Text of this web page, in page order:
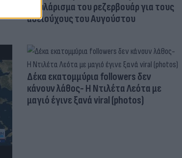
φουλάρισμα του ρεζερβουάρ για τους
αδειούχους του Αυγούστου
Δέκα εκατομμύρια followers δεν
κάνουν λάθος- Η Ντιλέτα Λεότα με
μαγιό έγινε ξανά viral (photos)